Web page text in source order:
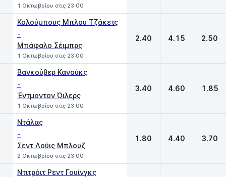
1 Οκτωβρίου στις 23:00
Κολούμπους Μπλου Τζάκετς
-
Μπάφαλο Σέιμπρς
1 Οκτωβρίου στις 23:00
2.40 4.15 2.50
Βανκούβερ Κανούκς
-
Έντμοντον Όιλερς
1 Οκτωβρίου στις 23:00
3.40 4.60 1.85
Ντάλας
-
Σεντ Λούις Μπλουζ
2 Οκτωβρίου στις 23:00
1.80 4.40 3.70
Ντιτρόιτ Ρεντ Γουίνγκς